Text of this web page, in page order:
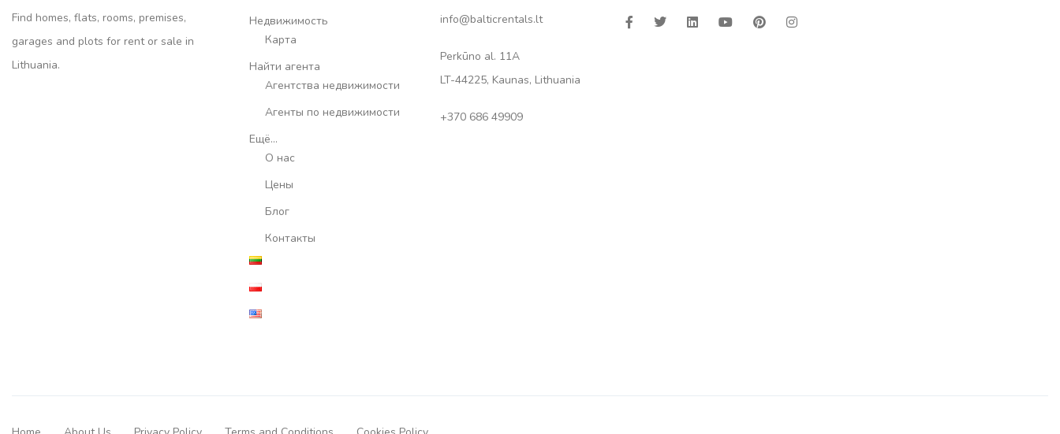
Find homes, flats, rooms, premises,
garages and plots for rent or sale in
Lithuania.
Недвижимость
Карта
Найти агента
Агентства недвижимости
Агенты по недвижимости
Ещё…
О нас
Цены
Блог
Контакты
info@balticrentals.lt
Perkūno al. 11A
LT-44225, Kaunas, Lithuania
+370 686 49909